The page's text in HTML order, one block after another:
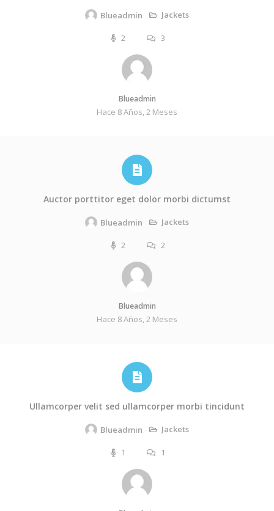
Blueadmin Jackets
2 3
Blueadmin
Hace 8 Años, 2 Meses
Auctor porttitor eget dolor morbi dictumst
Blueadmin Jackets
2 2
Blueadmin
Hace 8 Años, 2 Meses
Ullamcorper velit sed ullamcorper morbi tincidunt
Blueadmin Jackets
1 1